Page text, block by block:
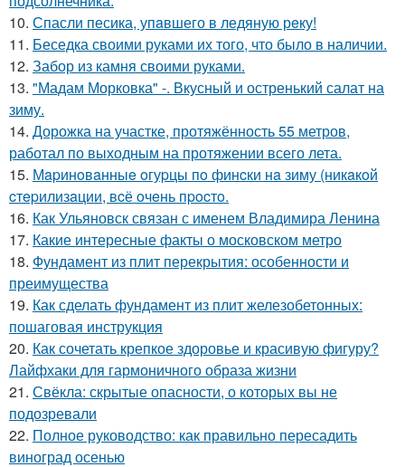
10. Спасли песика, упaвшего в ледяную рeку!
11. Беседка своими руками их того, что было в наличии.
12. Забор из камня своими руками.
13. "Мадам Морковка" -. Вкусный и остренький салат на
зиму.
14. Дорожка на участке, протяжённость 55 метров,
работал по выходным на протяжении всего лета.
15. Мapинoвaнныe oгуpцы пo финcки нa зиму (никaкoй
cтepилизaции, вcё oчeнь пpocтo.
16. Как Ульяновск связан с именем Владимира Ленина
17. Какие интересные факты о московском метро
18. Фундамент из плит перекрытия: особенности и
преимущества
19. Как сделать фундамент из плит железобетонных:
пошаговая инструкция
20. Как сочетать крепкое здоровье и красивую фигуру?
Лайфхаки для гармоничного образа жизни
21. Свёкла: скрытые опасности, о которых вы не
подозревали
22. Полное руководство: как правильно пересадить
виноград осенью